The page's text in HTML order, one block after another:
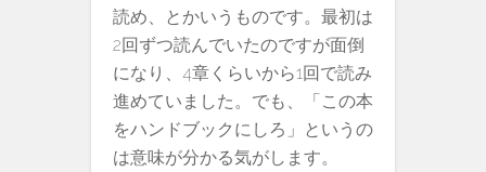
読め、とかいうものです。最初は
2回ずつ読んでいたのですが面倒
になり、4章くらいから1回で読み
進めていました。でも、「この本
をハンドブックにしろ」というの
は意味が分かる気がします。